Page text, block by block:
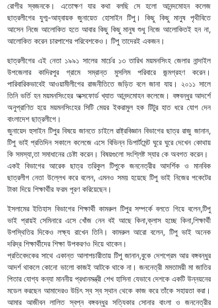
রোগীর স্বজনকে। এতোক্ষণ যার কথা বলছি সে হলো আনন্দমোহন কলেজ
ছাত্রলীগের যুগ্ম-আহ্বায়ক জুনায়েত হোসাইন টিপু। কিছু কিছু মানুষ পৃথীবিতে
আসেন নিজে আলোকিত হতে আবার কিছু কিছু মানুষ শুধু নিজে আলোকিতই হন না,
আলোকিত করেন চারপাশের পরিবেশকেও। টিপু তাদেরই একজন।
ছাত্রলীগের এই নেতা ১৯৯১ সালের মার্চের ১৩ তারিখ ময়মনসিংহ জেলার নান্দাইল
উপজেলার কাদিরপুর গ্রামে সম্রান্ত মুসলিম পরিবারে জন্মগ্রহণ করেন।
পারিবারিকভাবেই আওয়ামীলীগের রাজনীতিতে জড়িত বলে জানা যায়। ২০১১ সালে
তিনি ভর্তি হন ময়মনসিংহের অক্সফোর্ড খ্যাত আনন্দমোহন কলেজে। বঙ্গবন্ধুর আদর্শে
অনুপ্রাণিত হয়ে ময়মনসিংহের সিটি মেয়র ইকরামুল হক টিটুর হাত ধরে যোগ দেন
বাংলাদেশ ছাত্রলীগে।
জুনায়েদ হুসাইন টিপুর বিষয়ে জানতে চাইলে রাষ্ট্রবিজ্ঞান বিভাগের ছাত্র রাজু জানান,
টিপু ভাই প্রতিদিন সকালে কলেজে এসে বিভিন্ন ডিপার্টমেন্ট ঘুরে ঘুরে দেখেন কোথায়
কি সমস্যা,তা সমাধানের চেষ্টা করেন। বিষয়গুলো সংশ্লিষ্ট স্যার কে অবগত করেন।
একই বিভাগের আরেক ছাত্র তরিকুল টিপুকে জননেত্রীর আদর্শিক ও মানবিক
ছাত্রলীগ নেতা উল্লেখ করে বলেন, এমনও সময় হয়েছে টিপু ভাই নিজের পকেটের
টাকা দিয়ে শিক্ষার্থীর ফরম পূরণ করিয়েছেন।
ইসলামের ইতিহাস বিভাগের শিক্ষার্থী কামরুল টিপুর সম্পর্কে বলতে গিয়ে বলেন,টিপু
ভাই প্রায়ই সেমিনারে এসে খোঁজ নেন বই আছে কিনা,ক্লাস হচ্ছে কিনা,শিক্ষার্থী
উপস্থিতির দিকেও লক্ষ্য রাখেন তিনি। কামরুল আরো বলেন, টিপু ভাই অনেক
দরিদ্র শিক্ষার্থীদের শিক্ষা উপকরণও দিয়ে থাকেন।
প্রতিবেদকের সাথে একান্ত আলাপচারীতায় টিপু জানান,বুকে দেশপ্রেম আর বঙ্গবন্ধুর
আদর্শ থাকলে কোনো ভালো কাজই আটকে থাকে না। জননেত্রী মমতাময়ী মা জাতির
পিতার যোগ্য কন্যা মাননীয় প্রধানমন্ত্রী শেখ হাসিনা যেভাবে দেশকে একটি উন্নয়নের
মডেল করছেন আমাদেরও উচিৎ স্ব স্ব স্থান থেকে কাজ করে তাঁকে সহায়তা করা।
আমার আজীবন লালিত স্বপ্ন বঙ্গবন্ধুর সত্যিকার সোনার বাংলা ও জননেত্রীর